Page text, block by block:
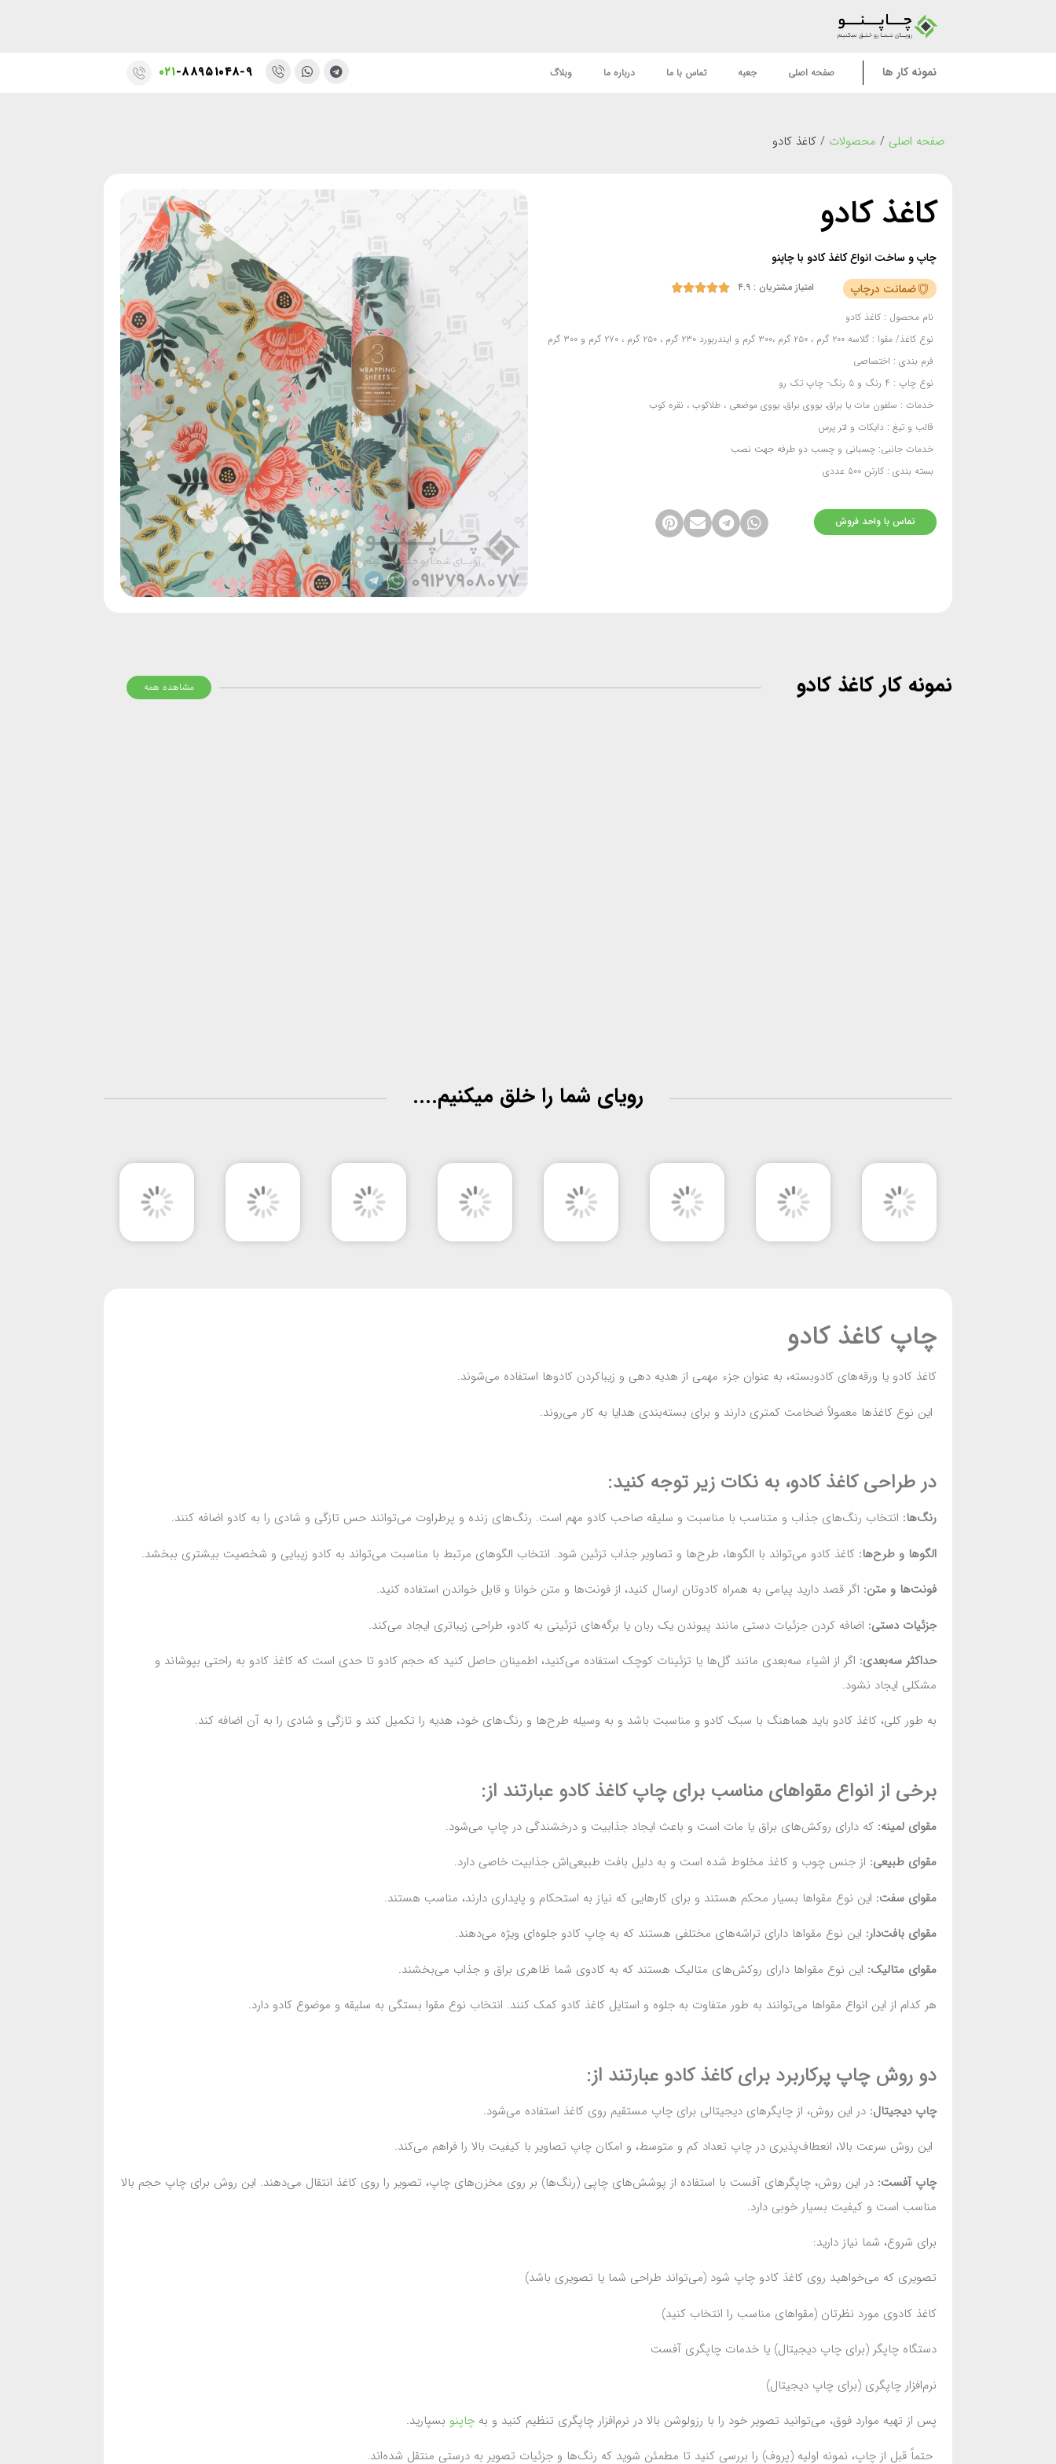
نمونه کار ها صفحه اصلی جعبه تماس با ما درباره ما وبلاگ ۰۲۱-۸۸۹۵۱۰۴۸-۹
صفحه اصلی / محصولات / کاغذ کادو
کاغذ کادو
چاپ و ساخت انواع کاغذ کادو با چاپنو
ضمانت درچاپ
امتیاز مشتریان : ۴.۹ 




نام محصول : کاغذ کادو
نوع کاغذ/ مقوا : گلاسه ۲۰۰ گرم ، ۲۵۰ گرم ،۳۰۰ گرم و ایندربورد ۲۳۰ گرم ، ۲۵۰ گرم ، ۲۷۰ گرم و ۳۰۰ گرم
فرم بندی : اختصاصی
نوع چاپ :
خدمات : سلفون مات یا براق، یووی براق، یووی موضعی ، طلاکوب ، نقره کوب
قالب و تیغ : دایکات و لتر پرس
خدمات جانبی: چسبانی و چسب دو طرفه جهت نصب
بسته بندی : کارتن ۵۰۰ عددی
تماس با واحد فروش
نمونه کار کاغذ کادو مشاهده همه
رویای شما را خلق میکنیم....
چاپ کاغذ کادو
کاغذ کادو یا ورقه‌های کادوبسته، به عنوان جزء مهمی از هدیه دهی و زیباکردن کادوها استفاده می‌شوند.
این نوع کاغذها معمولاً ضخامت کمتری دارند و برای بسته‌بندی هدایا به کار می‌روند.
در طراحی کاغذ کادو، به نکات زیر توجه کنید:
رنگ‌ها: انتخاب رنگ‌های جذاب و متناسب با مناسبت و سلیقه صاحب کادو مهم است. رنگ‌های زنده و پرطراوت می‌توانند حس تازگی و شادی را به کادو اضافه کنند.
الگوها و طرح‌ها: کاغذ کادو می‌تواند با الگوها، طرح‌ها و تصاویر جذاب تزئین شود. انتخاب الگوهای مرتبط با مناسبت می‌تواند به کادو زیبایی و شخصیت بیشتری ببخشد.
فونت‌ها و متن: اگر قصد دارید پیامی به همراه کادوتان ارسال کنید، از فونت‌ها و متن خوانا و قابل خواندن استفاده کنید.
جزئیات دستی: اضافه کردن جزئیات دستی مانند پیوندن یک ربان یا برگه‌های تزئینی به کادو، طراحی زیباتری ایجاد می‌کند.
حداکثر سه‌بعدی: اگر از اشیاء سه‌بعدی مانند گل‌ها یا تزئینات کوچک استفاده می‌کنید، اطمینان حاصل کنید که حجم کادو تا حدی است که کاغذ کادو به راحتی بپوشاند و
مشکلی ایجاد نشود.
به طور کلی، کاغذ کادو باید هماهنگ با سبک کادو و مناسبت باشد و به وسیله طرح‌ها و رنگ‌های خود، هدیه را تکمیل کند و تازگی و شادی را به آن اضافه کند.
برخی از انواع مقواهای مناسب برای چاپ کاغذ کادو عبارتند از:
مقوای لمینه: که دارای روکش‌های براق یا مات است و باعث ایجاد جذابیت و درخشندگی در چاپ می‌شود.
مقوای طبیعی: از جنس چوب و کاغذ مخلوط شده است و به دلیل بافت طبیعی‌اش جذابیت خاصی دارد.
مقوای سفت: این نوع مقواها بسیار محکم هستند و برای کارهایی که نیاز به استحکام و پایداری دارند، مناسب هستند.
مقوای بافت‌دار: این نوع مقواها دارای تراشه‌های مختلفی هستند که به چاپ کادو جلوه‌ای ویژه می‌دهند.
مقوای متالیک: این نوع مقواها دارای روکش‌های متالیک هستند که به کادوی شما ظاهری براق و جذاب می‌بخشند.
هر کدام از این انواع مقواها می‌توانند به طور متفاوت به جلوه و استایل کاغذ کادو کمک کنند. انتخاب نوع مقوا بستگی به سلیقه و موضوع کادو دارد.
دو روش چاپ پرکاربرد برای کاغذ کادو عبارتند از:
چاپ دیجیتال: در این روش، از چاپگرهای دیجیتالی برای چاپ مستقیم روی کاغذ استفاده می‌شود.
این روش سرعت بالا، انعطاف‌پذیری در چاپ تعداد کم و متوسط، و امکان چاپ تصاویر با کیفیت بالا را فراهم می‌کند.
چاپ آفست: در این روش، چاپگرهای آفست با استفاده از پوشش‌های چاپی (رنگ‌ها) بر روی مخزن‌های چاپ، تصویر را روی کاغذ انتقال می‌دهند. این روش برای چاپ حجم بالا
مناسب است و کیفیت بسیار خوبی دارد.
برای شروع، شما نیاز دارید:
تصویری که می‌خواهید روی کاغذ کادو چاپ شود (می‌تواند طراحی شما یا تصویری باشد)
کاغذ کادوی مورد نظرتان (مقواهای مناسب را انتخاب کنید)
دستگاه چاپگر (برای چاپ دیجیتال) یا خدمات چاپگری آفست
نرم‌افزار چاپگری (برای چاپ دیجیتال)
پس از تهیه موارد فوق، می‌توانید تصویر خود را با رزولوشن بالا در نرم‌افزار چاپگری تنظیم کنید و به چاپنو بسپارید.
حتماً قبل از چاپ، نمونه اولیه (پروف) را بررسی کنید تا مطمئن شوید که رنگ‌ها و جزئیات تصویر به درستی منتقل شده‌اند.